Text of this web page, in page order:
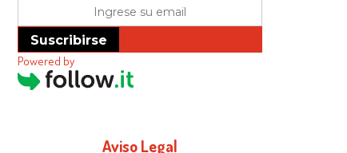
Suscribirse
Powered by
Aviso Legal